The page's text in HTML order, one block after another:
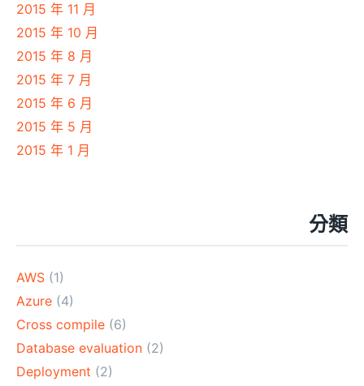
2015 年 11 月
2015 年 10 月
2015 年 8 月
2015 年 7 月
2015 年 6 月
2015 年 5 月
2015 年 1 月
分類
AWS (1)
Azure (4)
Cross compile (6)
Database evaluation (2)
Deployment (2)